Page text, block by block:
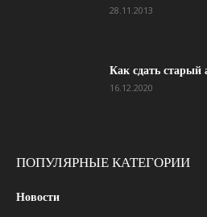
28.11.2013
Как сдать старый
16.12.2020
ПОПУЛЯРНЫЕ КАТЕГОРИИ
Новости